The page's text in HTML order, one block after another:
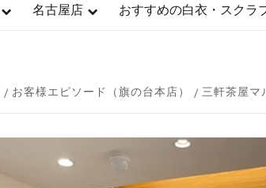
名古屋店 おすすめの白衣・スクラ
お客様エピソード（旗の台本店） 三軒茶屋マ